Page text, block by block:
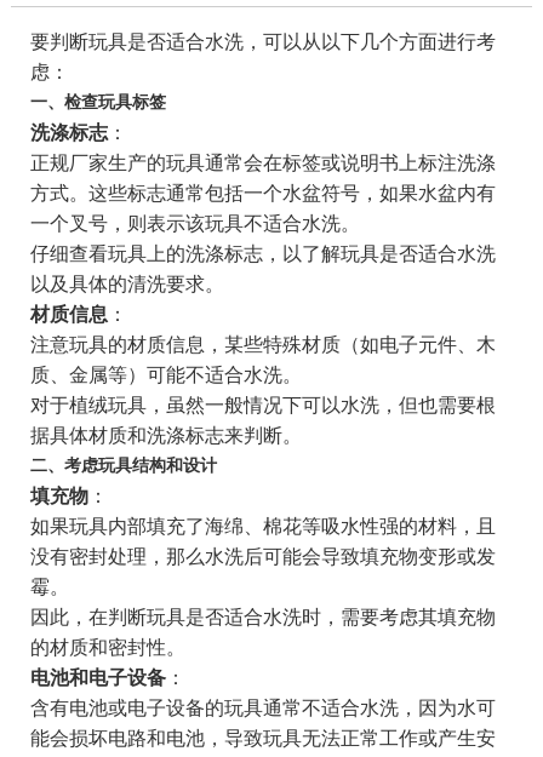
要判断玩具是否适合水洗，可以从以下几个方面进行考
虑：
一、检查玩具标签
洗涤标志：
正规厂家生产的玩具通常会在标签或说明书上标注洗涤
方式。这些标志通常包括一个水盆符号，如果水盆内有
一个叉号，则表示该玩具不适合水洗。
仔细查看玩具上的洗涤标志，以了解玩具是否适合水洗
以及具体的清洗要求。
材质信息 ：
注意玩具的材质信息，某些特殊材质（如电子元件、木
质、金属等）可能不适合水洗。
对于植绒玩具，虽然一般情况下可以水洗，但也需要根
据具体材质和洗涤标志来判断。
二、考虑玩具结构和设计
填充物：
如果玩具内部填充了海绵、棉花等吸水性强的材料，且
没有密封处理，那么水洗后可能会导致填充物变形或发
霉。
因此，在判断玩具是否适合水洗时，需要考虑其填充物
的材质和密封性。
电池和电子设备：
含有电池或电子设备的玩具通常不适合水洗，因为水可
能会损坏电路和电池，导致玩具无法正常工作或产生安